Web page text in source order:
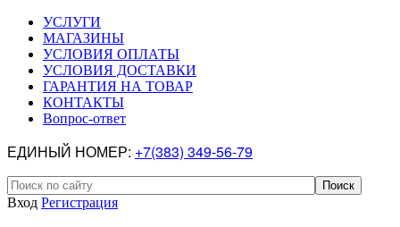
УСЛУГИ
МАГАЗИНЫ
УСЛОВИЯ ОПЛАТЫ
УСЛОВИЯ ДОСТАВКИ
ГАРАНТИЯ НА ТОВАР
КОНТАКТЫ
Вопрос-ответ
ЕДИНЫЙ НОМЕР: +7(383) 349-56-79
Вход Регистрация